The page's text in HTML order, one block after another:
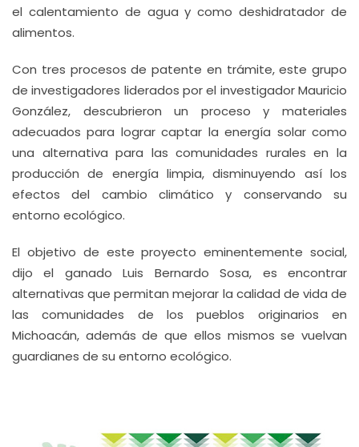
el calentamiento de agua y como deshidratador de
alimentos.
Con tres procesos de patente en trámite, este grupo
de investigadores liderados por el investigador Mauricio
González, descubrieron un proceso y materiales
adecuados para lograr captar la energía solar como
una alternativa para las comunidades rurales en la
producción de energía limpia, disminuyendo así los
efectos del cambio climático y conservando su
entorno ecológico.
El objetivo de este proyecto eminentemente social,
dijo el ganado Luis Bernardo Sosa, es encontrar
alternativas que permitan mejorar la calidad de vida de
las comunidades de los pueblos originarios en
Michoacán, además de que ellos mismos se vuelvan
guardianes de su entorno ecológico.